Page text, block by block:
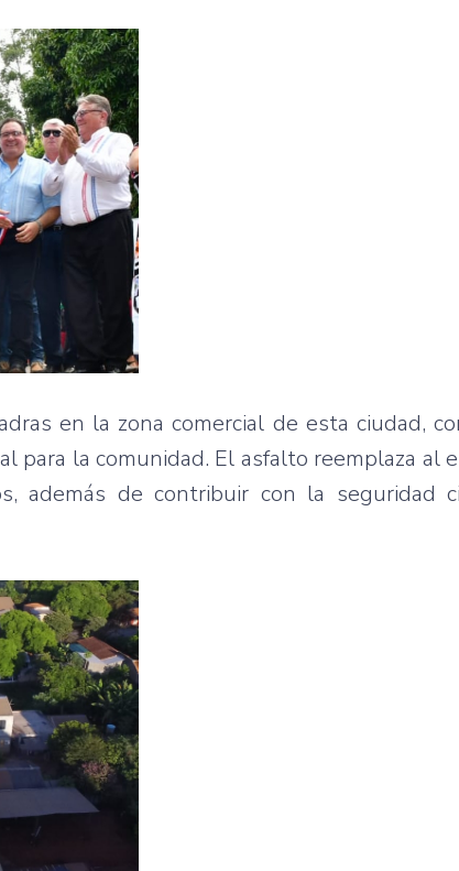
en la zona comercial de esta ciudad,
para la comunidad. El asfalto reemplaza al
además de contribuir con la seguridad